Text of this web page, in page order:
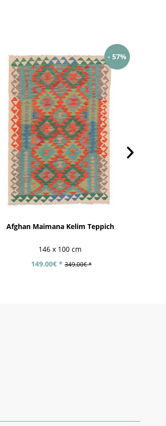
- 57%
Afghan Maimana Kelim Teppich
146 x 100 cm
149.00€ * 349.00€ *